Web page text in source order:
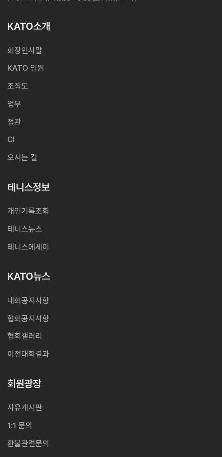
KATO소개
회장인사말
KATO 임원
조직도
업무
정관
CI
오시는 길
테니스정보
개인기록조회
테니스뉴스
테니스에세이
KATO뉴스
대회공지사항
협회공지사항
협회갤러리
이전대회결과
회원광장
자유게시판
1:1 문의
환불관련문의